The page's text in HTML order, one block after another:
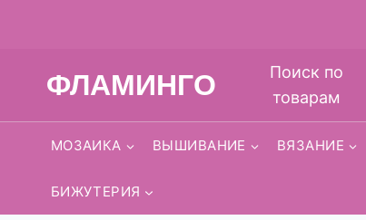
ФЛАМИНГО
Поиск по
товарам
МОЗАИКА ВЫШИВАНИЕ ВЯЗАНИЕ
БИЖУТЕРИЯ